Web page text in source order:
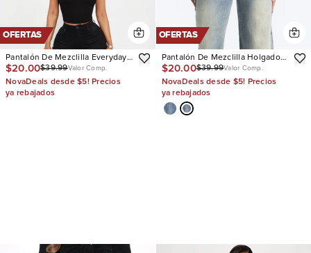
OFERTAS
Pantalón De Mezclilla Everyday
Basic Straight Leg Denim
$20.00$39.99Valor Comp.
NovaDeals desde $5! Precios
ya rebajados
OFERTAS
Pantalón De Mezclilla Holgado
Next Chapter Baggy
$20.00$39.99Valor Comp.
NovaDeals desde $5! Precios
ya rebajados